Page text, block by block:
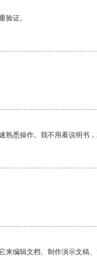
验证。
悉操作。我不用看说明书，
编辑文档、制作演示文稿、